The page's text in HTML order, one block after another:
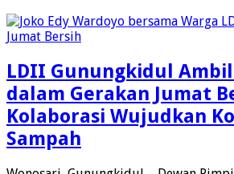
LDII Gunungkidul
dalam Gerakan Jumat
Kolaborasi Wujudkan
Sampah